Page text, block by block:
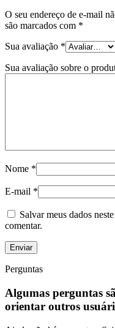
O seu endereço de e-mail
são marcados com *
Sua avaliação *
Sua avaliação sobre o
Nome *
E-mail *
Salvar meus dados
comentar.
Perguntas
Algumas perguntas
orientar outros